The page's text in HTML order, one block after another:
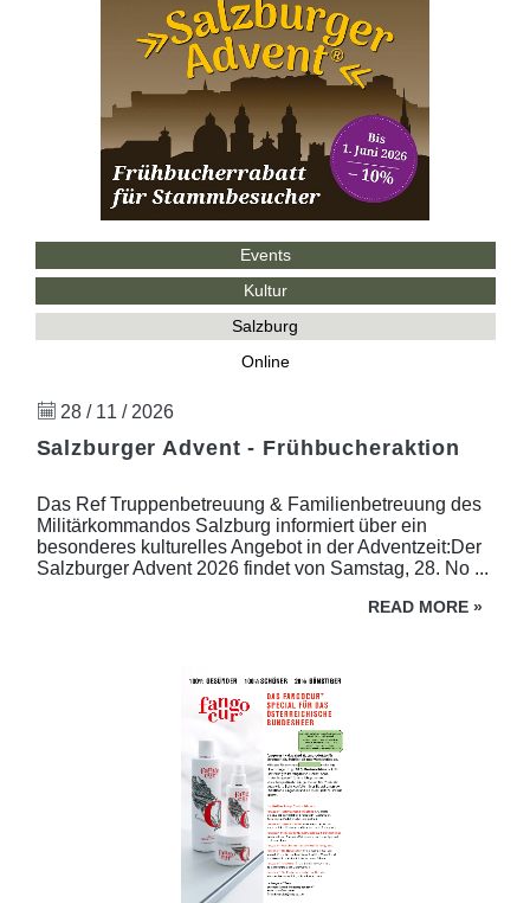
Events
Kultur
Salzburg
Online
28 / 11 / 2026
Salzburger Advent - Frühbucheraktion
Das Ref Truppenbetreuung & Familienbetreuung des
Militärkommandos Salzburg informiert über ein
besonderes kulturelles Angebot in der Adventzeit:Der
Salzburger Advent 2026 findet von Samstag, 28. No ...
READ MORE »